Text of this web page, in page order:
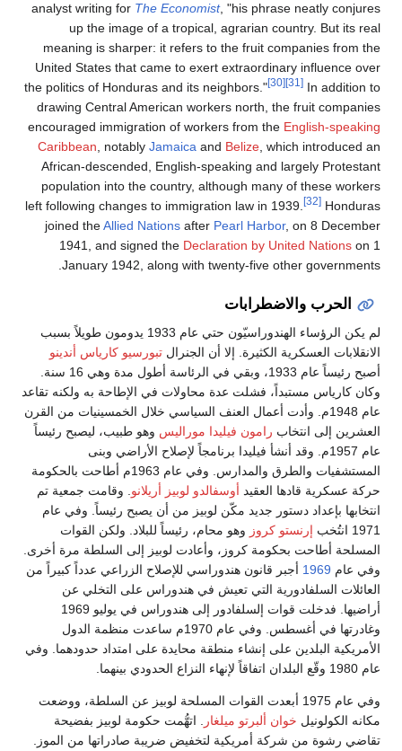
analyst writing forThe Economist, "his phrase neatly
up the image of a tropical, agrarian country. But
meaning is sharper: it refers to the fruit companies
United States that came to exert extraordinary
the politics of Honduras and its neighbors."
[30]
In
drawing Central American workers north, the fruit
encouraged immigration of workers from theEnglish-
Caribbean, notablyJamaicaandBelize, which
African-descended, English-speaking and largely
population into the country, although many of these
left following changes to immigration law in 1939.
joined theAllied NationsafterPearl Harbor, on 8
1941, and signed theDeclaration by United
January 1942, along with twenty-five other
والاضطرابات
لم يكن الرؤساء الهندوراسيّون حتي عام 1933 يدومون طويلاً بسبب
العسكرية الكثيرة. إلا أن الجنرال تبورسيو كارياس أندينو
أصبح رئيساً عام 1933، وبقي في الرئاسة أطول مدة وهي 16 سنة.
مستبداً، فشلت عدة محاولات في الإطاحة به ولكنه تقاعد
عام 1948م. وأدت أعمال العنف السياسي خلال الخمسينيات من القرن
إلى انتخاب رامون فيليدا موراليسوهو طبيب، ليصبح رئيساً
عام 1957م. وقد أنشأ فيليدا برنامجاً لإصلاح الأراضي وبنى
المستشفيات والطرق والمدارس. وفي عام 1963م أطاحت بالحكومة
قادها العقيدأوسفالدو لوبيز أريلانو . وقامت جمعية تم
بإعداد دستور جديد مكّن لوبيز من أن يصبح رئيساً. وفي عام
إرنستو كروزوهو محام، رئيساً للبلاد. ولكن القوات
أطاحت بحكومة كروز، وأعادت لوبيز إلى السلطة مرة أخرى.
1969 أجبر قانون هندوراسي للإصلاح الزراعي عدداً كبيراً من
السلفادورية التي تعيش في هندوراس على التخلي عن
أراضيها. فدخلت قوات إلسلفادور إلى هندوراس في يوليو 1969
وغادرتها في أغسطس. وفي عام 1970م ساعدت منظمة الدول
البلدين على إنشاء منطقة محايدة على امتداد حدودهما. وفي
وفي عام 1975 أبعدت القوات المسلحة لوبيز عن السلطة، ووضعت
خوان ألبرتو ميلغار. اتهُّمت حكومة لوبيز بفضيحة
من شركة أمريكية لتخفيض ضريبة صادراتها من الموز.